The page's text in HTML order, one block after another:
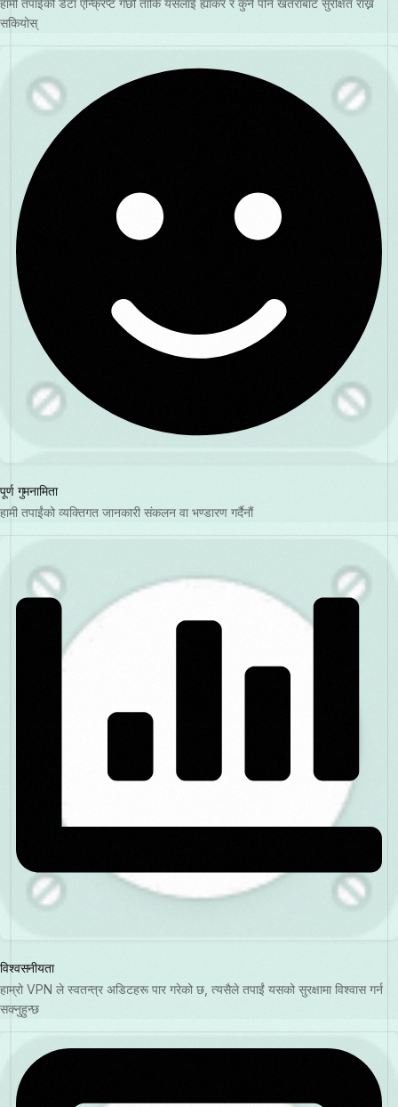
हामी तपाईंको डेटा एन्क्रिप्ट गर्छौं ताकि यसलाई ह्याकर र कुनै पनि खतराबाट सुरक्षित राख्न
सकियोस्
पूर्ण गुमनामिता
हामी तपाईंको व्यक्तिगत जानकारी संकलन वा भण्डारण गर्दैनौं
विश्वसनीयता
हाम्रो VPN ले स्वतन्त्र अडिटहरू पार गरेको छ, त्यसैले तपाईं यसको सुरक्षामा विश्वास गर्न
सक्नुहुन्छ